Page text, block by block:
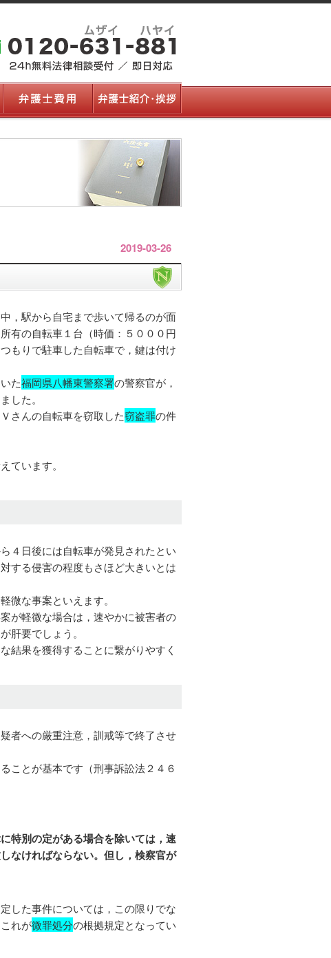
2019-03-26
，駅から自宅まで歩いて帰るのが面
有の自転車１台（時価：５０００円
もりで駐車した自転車で，鍵は付け
た福岡県八幡東警察署の警察官が，
した。
さんの自転車を窃取した窃盗罪の件
ています。
４日後には自転車が発見されたとい
する侵害の程度もさほど大きいとは
微な事案といえます。
が軽微な場合は，速やかに被害者の
肝要でしょう。
結果を獲得することに繋がりやすく
者への厳重注意，訓戒等で終了させ
ことが基本です（刑事訴訟法２４６
特別の定がある場合を除いては，速
なければならない。但し，検察官が
した事件については，この限りでな
れが微罪処分の根拠規定となってい